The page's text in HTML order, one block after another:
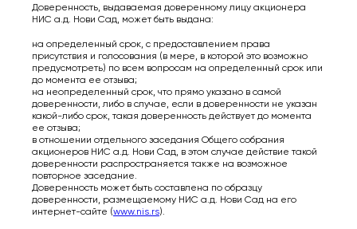
Доверенность, выдаваемая доверенному лицу акционера
НИС а.д. Нови Сад, может быть выдана:
на определенный срок, с предоставлением права
присутствия и голосования (в мере, в которой это возможно
предусмотреть) по всем вопросам на определенный срок или
до момента ее отзыва;
на неопределенный срок, что прямо указано в самой
доверенности, либо в случае, если в доверенности не указан
какой-либо срок, такая доверенность действует до момента
ее отзыва;
в отношении отдельного заседания Общего собрания
акционеров НИС а.д. Нови Сад, в этом случае действие такой
доверенности распространяется также на возможное
повторное заседание.
Доверенность может быть составлена по образцу
доверенности, размещаемому НИС а.д. Нови Сад на его
интернет-сайте (www.nis.rs).